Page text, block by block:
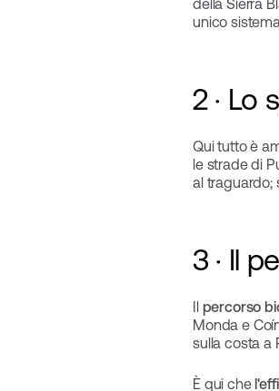
della Sierra
unico
2 · Lo
Qui tutto è
le strade di
al traguardo;
3 · Il
Il percorso
Monda e
sulla costa a
È qui che